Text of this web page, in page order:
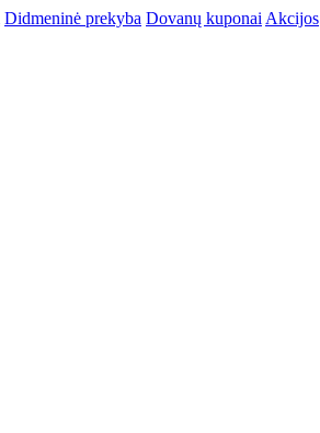
Didmeninė prekyba Dovanų kuponai Akcijos